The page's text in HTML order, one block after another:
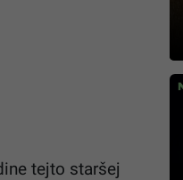
tejto staršej